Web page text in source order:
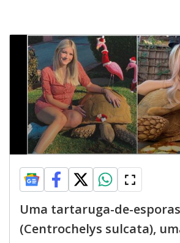
Uma tartaruga-de-
(Centrochelys sulcata),